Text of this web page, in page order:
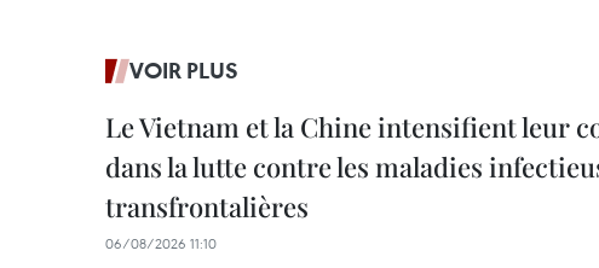
VOIR PLUS
Le Vietnam et la Chine intensifient leur
dans la lutte contre les maladies
transfrontalières
06/08/2026 11:10